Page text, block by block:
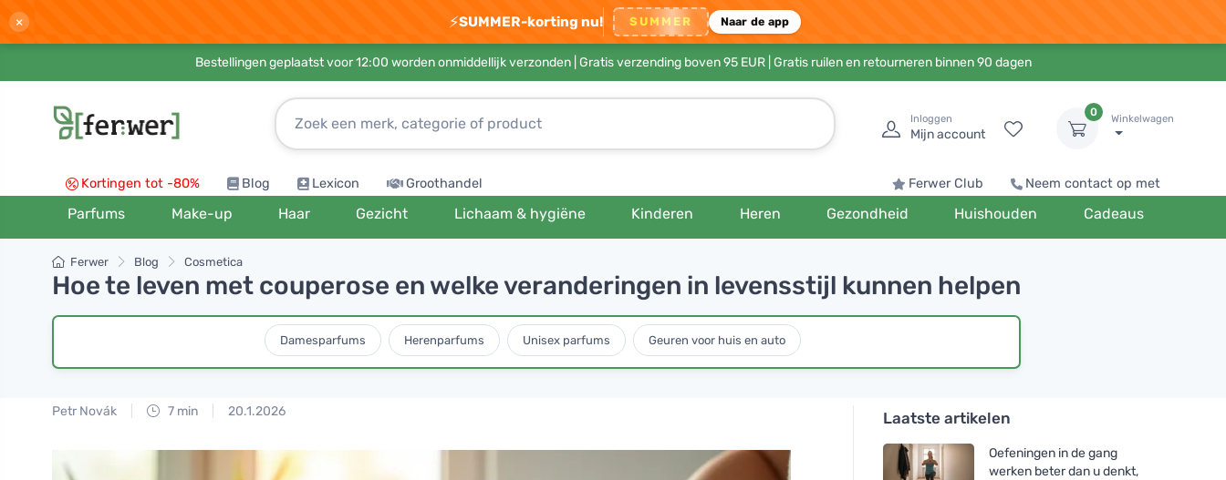
× ⚡SUMMER-korting nu! SUMMER Naar de app
Bestellingen geplaatst voor 12:00 worden onmiddellijk verzonden | Gratis verzending boven 95 EUR| Gratis ruilen en retourneren binnen 90 dagen
Inloggen
Mijn account
0
Winkelwagen
Kortingen tot -80% Blog Lexicon Groothandel Ferwer Club Neem contact op met
Parfums Make-up Haar Gezicht Lichaam & hygiëne Kinderen Heren Gezondheid Huishouden Cadeaus
Ferwer Blog Cosmetica
Hoe te leven met couperose en welke veranderingen in levensstijl kunnen helpen
Damesparfums Herenparfums Unisex parfums Geuren voor huis en auto
Petr Novák 7 min 20.1.2026 Laatste artikelen
Oefeningen in de gang
werken beter dan u denkt,